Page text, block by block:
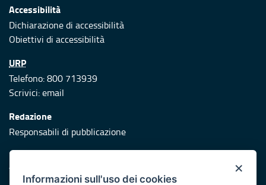
Accessibilità
Dichiarazione di accessibilità
Obiettivi di accessibilità
URP
Telefono: 800 713939
Scrivici:email
Redazione
Responsabili di pubblicazione
Protezione civile
Vai al sito di Protezione Civile Puglia ×
Informazioni sull'uso dei cookies